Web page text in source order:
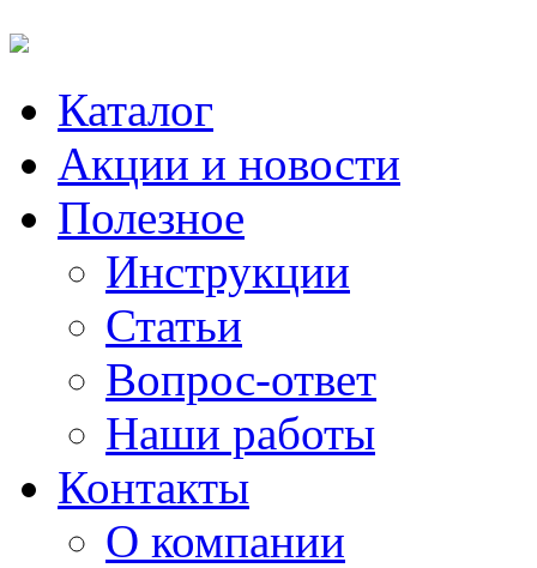
Каталог
Акции и новости
Полезное
Инструкции
Статьи
Вопрос-ответ
Наши работы
Контакты
О компании